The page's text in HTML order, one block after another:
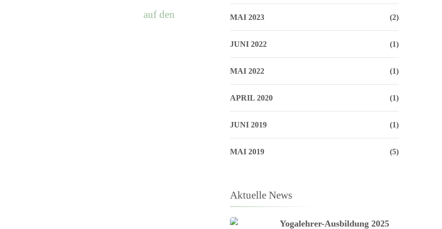
MAI 2023 (2)
JUNI 2022 (1)
MAI 2022 (1)
APRIL 2020 (1)
JUNI 2019 (1)
MAI 2019 (5)
Aktuelle News
Yogalehrer-Ausbildung 2025